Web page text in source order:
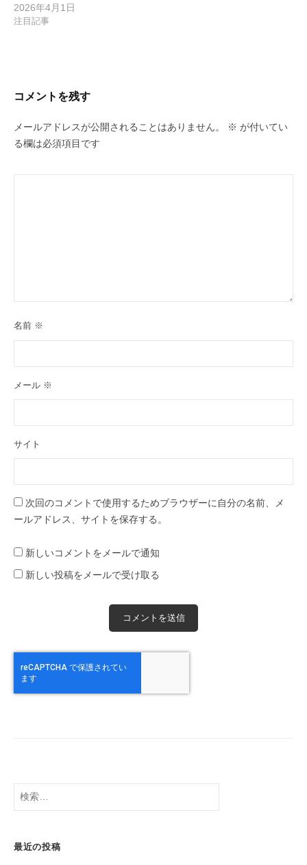
2026年4月1日
注目記事
コメントを残す
メールアドレスが公開されることはありません。 ※ が付いてい
る欄は必須項目です
名前 ※
メール ※
サイト
次回のコメントで使用するためブラウザーに自分の名前、メ
ールアドレス、サイトを保存する。
新しいコメントをメールで通知
新しい投稿をメールで受け取る
検
最近の投稿